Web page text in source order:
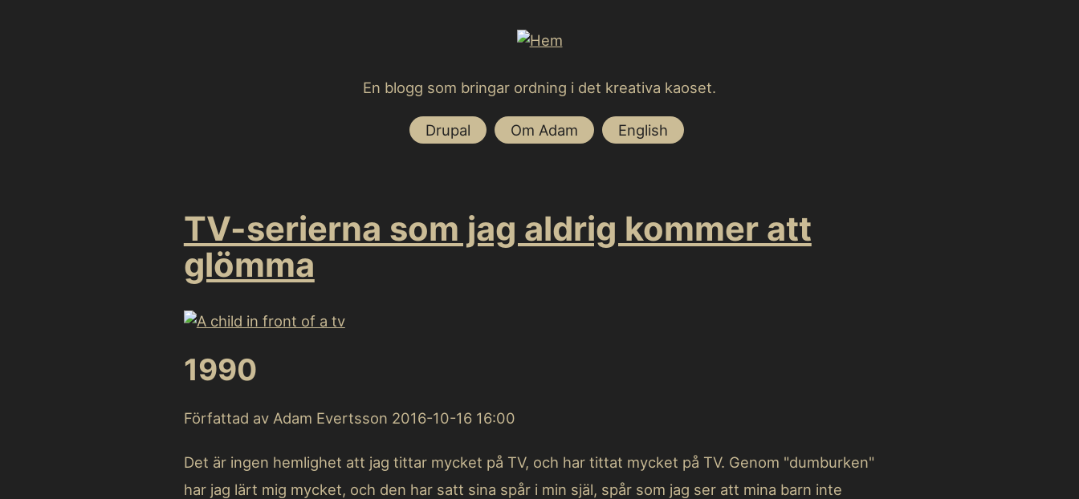
En blogg som bringar ordning i det kreativa kaoset.
Drupal Om Adam English
TV-serierna som jag aldrig kommer att
glömma
1990
Författad av Adam Evertsson 2016-10-16 16:00
Det är ingen hemlighet att jag tittar mycket på TV, och har tittat mycket på TV. Genom "dumburken"
har jag lärt mig mycket, och den har satt sina spår i min själ, spår som jag ser att mina barn inte